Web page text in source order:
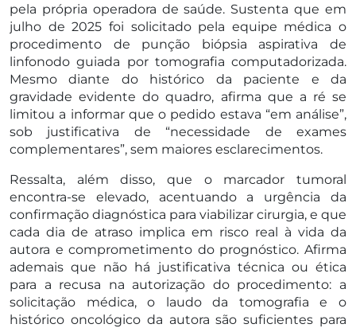
pela própria operadora de saúde. Sustenta que em
julho de 2025 foi solicitado pela equipe médica o
procedimento de punção biópsia aspirativa de
linfonodo guiada por tomografia computadorizada.
Mesmo diante do histórico da paciente e da
gravidade evidente do quadro, afirma que a ré se
limitou a informar que o pedido estava “em análise”,
sob justificativa de “necessidade de exames
complementares”, sem maiores esclarecimentos.
Ressalta, além disso, que o marcador tumoral
encontra-se elevado, acentuando a urgência da
confirmação diagnóstica para viabilizar cirurgia, e que
cada dia de atraso implica em risco real à vida da
autora e comprometimento do prognóstico. Afirma
ademais que não há justificativa técnica ou ética
para a recusa na autorização do procedimento: a
solicitação médica, o laudo da tomografia e o
histórico oncológico da autora são suficientes para